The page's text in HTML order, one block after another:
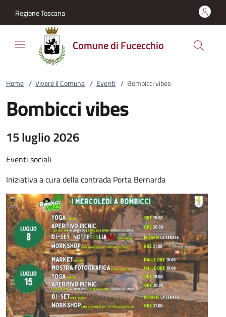
Regione Toscana
Comune di Fucecchio
Home / Vivere il Comune / Eventi / Bombicci vibes
Bombicci vibes
15 luglio 2026
Eventi sociali
Iniziativa a cura della contrada Porta Bernarda